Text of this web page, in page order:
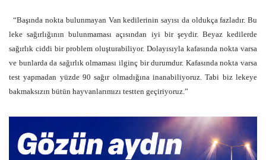
“Başında nokta bulunmayan Van kedilerinin sayısı da oldukça fazladır. Bu
leke sağırlığının bulunmaması açısından iyi bir şeydir. Beyaz kedilerde
sağırlık ciddi bir problem oluşturabiliyor. Dolayısıyla kafasında nokta varsa
ve bunlarda da sağırlık olmaması ilginç bir durumdur. Kafasında nokta varsa
test yapmadan yüzde 90 sağır olmadığına inanabiliyoruz. Tabi biz lekeye
bakmaksızın bütün hayvanlarımızı testten geçiriyoruz.”